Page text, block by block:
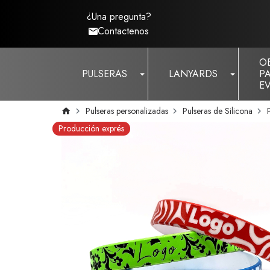
¿Una pregunta?
Contactenos
PULSERAS LANYARDS
Pulseras personalizadas Pulseras de Silicona
Producción exprés